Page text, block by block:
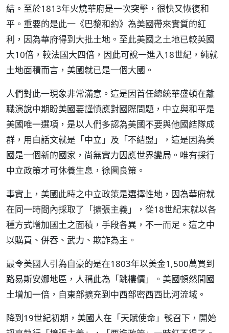
結。至於1813年火燒華府是一次突擊，很快又恢復和
平。重要的是此一《巴黎和約》為美國帶來實質的紅
利，因為華府得到大批土地。至此美國之土地已較英國
大10倍，較法國大四倍，因此可說一進入18世紀，純就
土地面積而言，美國就已是一個大國。
人們對此一現象非常滿意。這是因首任總統華盛頓在離
職演說中期盼美國要謹慎應對國際問題，中立與和平是
美國唯一選項，是以人們多認為美國不要與他國結隊成
群，用白話文就是「中立」及「不結盟」，這是因為美
國是一個新的國家，尚無實力因應世界變局。唯有採行
中立政策才可休養生息，徐圖良策。
事實上，美國此時之中立政策是選擇性地，因為華府就
在同一時間內採取了「擴張主義」，從18世紀末就以各
種方式增加國土之面積，手段各異，不一而足。這之中
以購買、併吞、武力、欺詐為主。
最令美國人引為自豪的是在1803年以美金1,500萬買到
路易斯安娜地區，人稱此為「跳樓價」。美國頓然間國
土增加一倍，自東部擴充到中西部密西西比河流域。
降到19世紀初期，美國人在「天賦使命」號召下，開始